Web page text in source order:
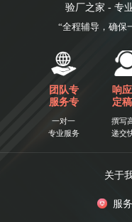
验厂之家 - 专
“全程辅导，确保
团队专
服务专
一对一
专业服务
响
定
撰写
递交
关于
服